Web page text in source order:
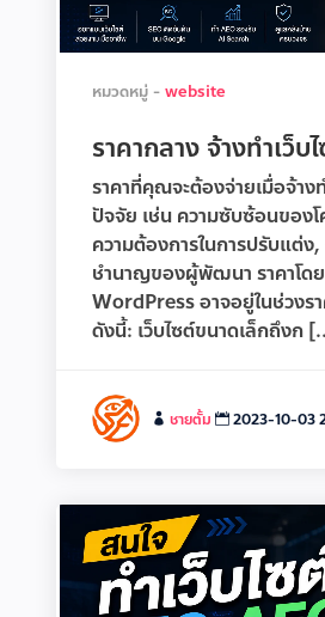
หมวดหมู่ - website
ราคากลาง จ้างทำเว็บ
ราคาที่คุณจะต้องจ่ายเมื่อจ้าง
ปัจจัย เช่น ความซับซ้อนของ
ความต้องการในการปรับแต่
ชำนาญของผู้พัฒนา ราคาโดย
WordPress อาจอยู่ในช่วงร
ดังนี้: เว็บไซต์ขนาดเล็กถึงก
ชายตั้ม 2023-10-03